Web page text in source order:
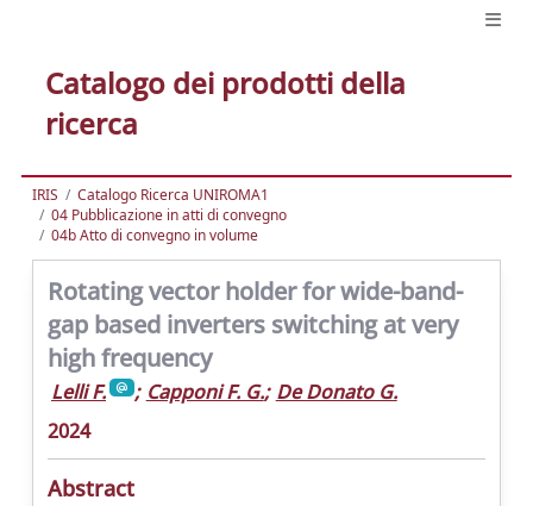
Catalogo dei prodotti della
ricerca
IRIS
Catalogo Ricerca UNIROMA1
04 Pubblicazione in atti di convegno
04b Atto di convegno in volume
Rotating vector holder for wide-band-
gap based inverters switching at very
high frequency
Lelli F. ; Capponi F. G.; De Donato G.
2024
Abstract